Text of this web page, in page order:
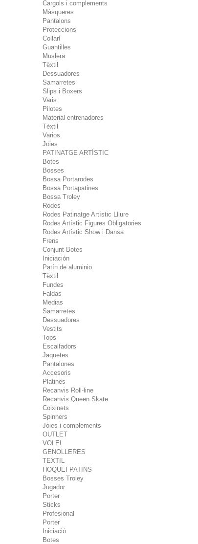
Cargols i complements
Màsqueres
Pantalons
Proteccions
Collarí
Guantilles
Muslera
Tèxtil
Dessuadores
Samarretes
Slips i Boxers
Varis
Pilotes
Material entrenadores
Tèxtil
Varios
Joies
PATINATGE ARTÍSTIC
Botes
Bosses
Bossa Portarodes
Bossa Portapatines
Bossa Troley
Rodes
Rodes Patinatge Artístic Lliure
Rodes Artístic Figures Obligatories
Rodes Artístic Show i Dansa
Frens
Conjunt Botes
Iniciación
Patín de aluminio
Tèxtil
Fundes
Faldas
Medias
Samarretes
Dessuadores
Vestits
Tops
Escalfadors
Jaquetes
Pantalones
Accesoris
Platines
Recanvis Roll-line
Recanvis Queen Skate
Coixinets
Spinners
Joies i complements
OUTLET
VOLEI
GENOLLERES
TEXTIL
HOQUEI PATINS
Bosses Troley
Jugador
Porter
Sticks
Profesional
Porter
Iniciació
Botes